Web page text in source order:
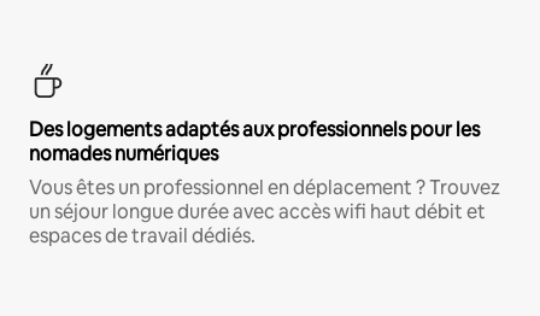
Des logements adaptés aux professionnels pour les
nomades numériques
Vous êtes un professionnel en déplacement ? Trouvez
un séjour longue durée avec accès wifi haut débit et
espaces de travail dédiés.